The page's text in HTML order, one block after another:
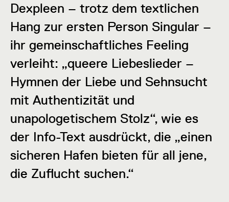
Dexpleen – trotz dem textlichen
Hang zur ersten Person Singular –
ihr gemeinschaftliches Feeling
verleiht: „queere Liebeslieder –
Hymnen der Liebe und Sehnsucht
mit Authentizität und
unapologetischem Stolz“, wie es
der Info-Text ausdrückt, die „einen
sicheren Hafen bieten für all jene,
die Zuflucht suchen.“